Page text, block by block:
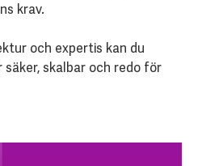
krav.
och expertis kan du
säker, skalbar och redo för